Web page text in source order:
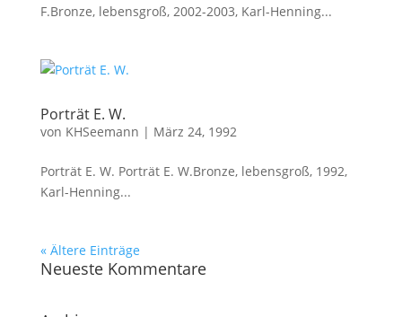
F.Bronze, lebensgroß, 2002-2003, Karl-Henning...
Porträt E. W.
von KHSeemann | März 24, 1992
Porträt E. W. Porträt E. W.Bronze, lebensgroß, 1992,
Karl-Henning...
« Ältere Einträge
Neueste Kommentare